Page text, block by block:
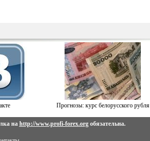
Прогнозы: курс белорусского рубля
на http://www.profi-forex.orgобязательна.